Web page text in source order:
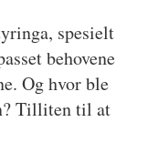
spesielt
behovene
Og hvor ble
Tilliten til at